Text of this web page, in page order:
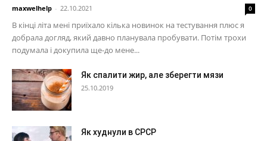
maxwelhelp - 22.10.2021 0
В кінці літа мені приїхало кілька новинок на тестування плюс я
добрала догляд, який давно планувала пробувати. Потім трохи
подумала і докупила ще-до мене...
Як спалити жир, але зберегти мязи
25.10.2019
Як худнули в СРСР